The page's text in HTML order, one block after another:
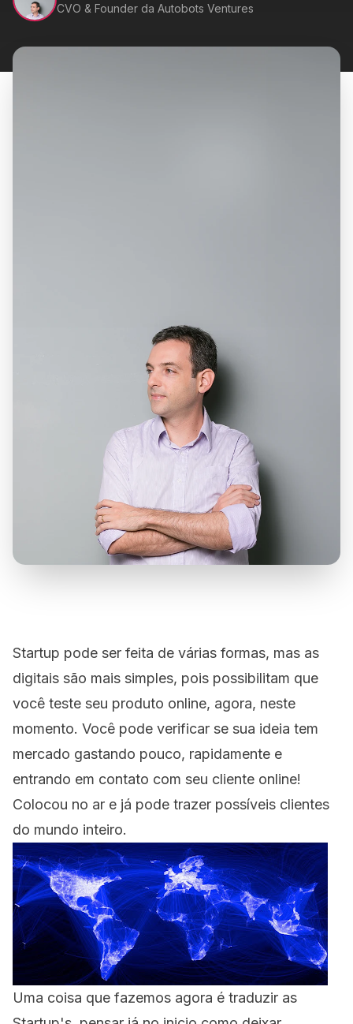
CVO & Founder da Autobots Ventures
Startup pode ser feita de várias formas, mas as
digitais são mais simples, pois possibilitam que
você teste seu produto online, agora, neste
momento. Você pode verificar se sua ideia tem
mercado gastando pouco, rapidamente e
entrando em contato com seu cliente online!
Colocou no ar e já pode trazer possíveis clientes
do mundo inteiro.
Uma coisa que fazemos agora é traduzir as